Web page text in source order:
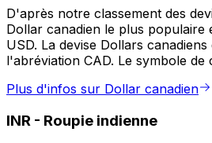
D'après notre classement des
Dollar canadien le plus populaire
USD. La devise Dollars
l'abréviation CAD. Le symbole de
Plus d'infos sur Dollar canadien
INR - Roupie indienne